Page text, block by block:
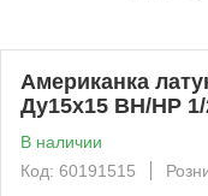
Американка
Ду15х15 ВН/НР
В наличии
Код: 60191515